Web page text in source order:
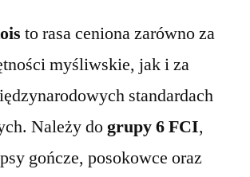
to rasa ceniona zarówno za
myśliwskie, jak i za
standardach
Należy dogrupy 6 FCI,
gończe, posokowce oraz